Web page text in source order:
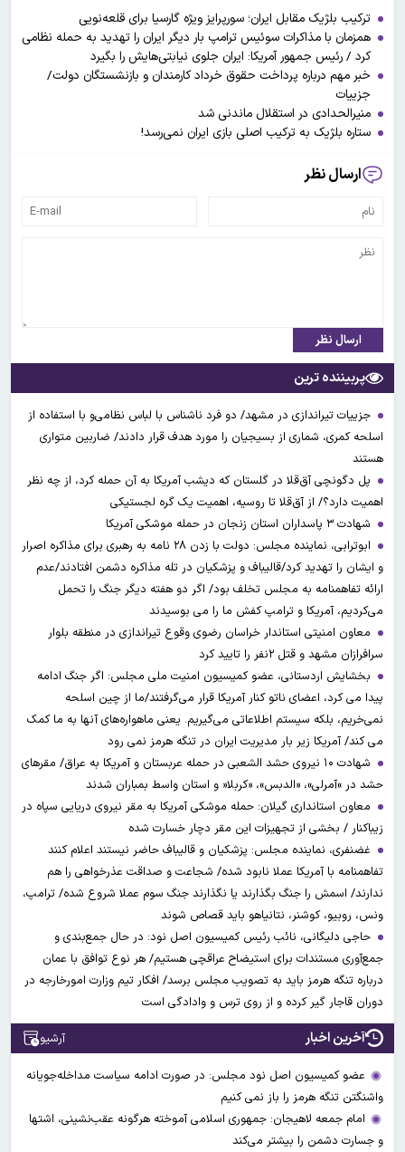
ترکیب بلژیک مقابل ایران؛ سورپرایز ویژه گارسیا برای قلعه‌نویی
همزمان با مذاکرات سوئیس ترامپ بار دیگر ایران را تهدید به حمله نظامی
کرد / رئیس جمهور آمریکا: ایران جلوی نیابتی‌هایش را بگیرد
خبر مهم درباره پرداخت حقوق خرداد کارمندان و بازنشستگان دولت/
جزییات
منیرالحدادی در استقلال ماندنی شد
ستاره بلژیک به ترکیب اصلی بازی ایران نمی‌رسد!
ارسال نظر
ارسال نظر
پربیننده ترین
جزییات تیراندازی در مشهد/ دو فرد ناشناس با لباس نظامی‌و با استفاده از
اسلحه کمری، شماری از بسیجیان را مورد هدف قرار دادند/ ضاربین متواری
هستند
پل دگونچی آق‌قلا در گلستان که دیشب آمریکا به آن حمله کرد، از چه نظر
اهمیت دارد؟/ از آق‌قلا تا روسیه، اهمیت یک گره لجستیکی
شهادت ۳ ‌پاسداران استان زنجان در حمله موشکی آمریکا
ابوترابی، نماینده مجلس: دولت با زدن ۲۸ نامه به رهبری برای مذاکره اصرار
و ایشان را تهدید کرد/قالیباف و پزشکیان در تله مذاکره دشمن افتادند/عدم
ارائه تفاهمنامه به مجلس تخلف بود/ اگر دو هفته دیگر جنگ را تحمل
می‌کردیم، آمریکا و ترامپ کفش ما را می بوسیدند
معاون امنیتی استاندار خراسان رضوی وقوع تیراندازی در منطقه بلوار
سرافرازان مشهد و قتل ۲نفر را تایید کرد
بخشایش اردستانی، عضو کمیسیون امنیت ملی مجلس: اگر جنگ ادامه
پیدا می کرد، اعضای ناتو کنار آمریکا قرار می‌گرفتند/ما از چین اسلحه
نمی‌خریم، بلکه سیستم اطلاعاتی می‌گیریم. یعنی ماهواره‌های آنها به ما کمک
می کند/ آمریکا زیر بار مدیریت ایران در تنگه هرمز نمی رود
شهادت ۱۰ نیروی حشد الشعبی در حمله عربستان و آمریکا به عراق/ مقرهای
حشد در »آمرلی»، «الدبس»، «کربلا« و استان واسط بمباران شدند
معاون استانداری گیلان: حمله موشکی آمریکا به مقر نیروی دریایی سپاه در
زیباکنار / بخشی از تجهیزات این مقر دچار خسارت شده
غضنفری، نماینده مجلس: پزشکیان و قالیباف حاضر نیستند اعلام کنند
تفاهمنامه با آمریکا عملا نابود شده/ شجاعت و صداقت عذرخواهی را هم
ندارند/ اسمش را جنگ بگذارند یا نگذارند جنگ سوم عملا شروع شده/ ترامپ،
ونس، روبیو، کوشنر، نتانیاهو باید قصاص شوند
حاجی دلیگانی، نائب رئیس کمیسیون اصل نود: در حال جمع‌بندی و
جمع‌آوری مستندات برای استیضاح عراقچی هستیم/ هر نوع توافق با عمان
درباره تنگه هرمز باید به تصویب مجلس برسد/ افکار تیم وزارت امورخارجه در
دوران قاجار گیر کرده و از روی ترس و وادادگی است
آخرین اخبار آرشیو
عضو کمیسیون اصل نود مجلس: در صورت ادامه سیاست مداخله‌جویانه
واشنگتن تنگه هرمز را باز نمی کنیم
امام جمعه لاهیجان: جمهوری اسلامی آموخته هرگونه عقب‌نشینی، اشتها
و جسارت دشمن را بیشتر می‌کند